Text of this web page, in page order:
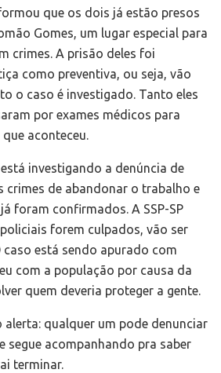
que os dois já estão presos
Gomes, um lugar especial para
crimes. A prisão deles foi
como preventiva, ou seja, vão
o caso é investigado. Tanto eles
por exames médicos para
aconteceu.
investigando a denúncia de
crimes de abandonar o trabalho e
foram confirmados. A SSP-SP
forem culpados, vão ser
está sendo apurado com
com a população por causa da
quem deveria proteger a gente.
qualquer um pode denunciar
segue acompanhando pra saber
terminar.